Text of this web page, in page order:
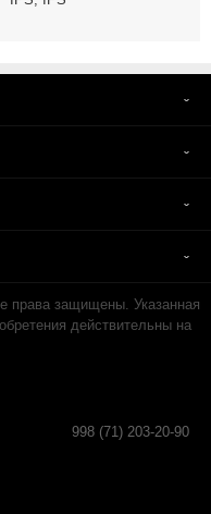
права защищены. Указанная
действительны на
998 (71) 203-20-90